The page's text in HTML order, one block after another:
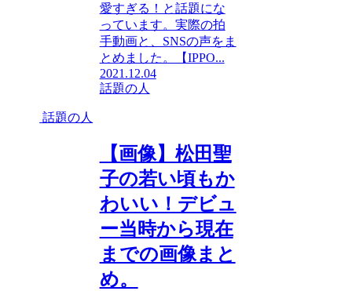
愛すぎる！と話題にな
っています。実際の拍
手動画と、SNSの声をま
とめました。【IPPO...
2021.12.04
話題の人
話題の人
【画像】松田聖
子の若い頃もか
わいい！デビュ
ー当時から現在
までの画像まと
め。